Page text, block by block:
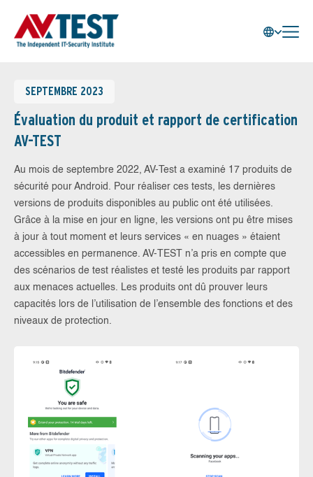
SEPTEMBRE 2023
Évaluation du produit et rapport de certification
AV-TEST
Au mois de septembre 2022, AV-Test a examiné 17 produits de
sécurité pour Android. Pour réaliser ces tests, les dernières
versions de produits disponibles au public ont été utilisées.
Grâce à la mise en jour en ligne, les versions ont pu être mises
à jour à tout moment et leurs services « en nuages » étaient
accessibles en permanence. AV-TEST n’a pris en compte que
des scénarios de test réalistes et testé les produits par rapport
aux menaces actuelles. Les produits ont dû prouver leurs
capacités lors de l’utilisation de l’ensemble des fonctions et des
niveaux de protection.